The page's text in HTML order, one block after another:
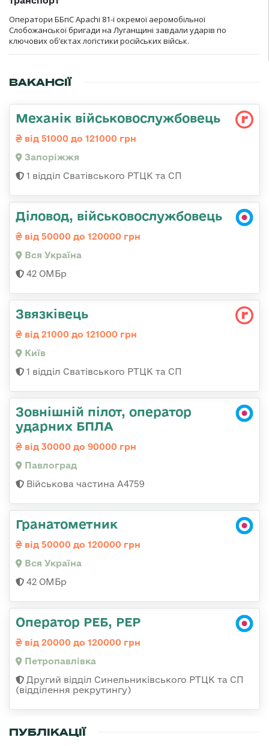
Оператори ББпС Apachi 81-ї окремої аеромобільної
Слобожанської бригади на Луганщині завдали ударів по
ключових об’єктах логістики російських військ.
ВАКАНСІЇ
Механік військовослужбовець
від 51000 до 121000 грн
Запоріжжя
1 відділ Сватівського РТЦК та СП
Діловод, військовослужбовець
від 50000 до 120000 грн
Вся Україна
42 ОМБр
Звязківець
від 21000 до 121000 грн
Київ
1 відділ Сватівського РТЦК та СП
Зовнішній пілот, оператор
ударних БПЛА
від 30000 до 90000 грн
Павлоград
Військова частина А4759
Гранатометник
від 50000 до 120000 грн
Вся Україна
42 ОМБр
Оператор РЕБ, РЕР
від 20000 до 120000 грн
Петропавлівка
Другий відділ Синельниківського РТЦК та СП
(відділення рекрутингу)
ПУБЛІКАЦІЇ